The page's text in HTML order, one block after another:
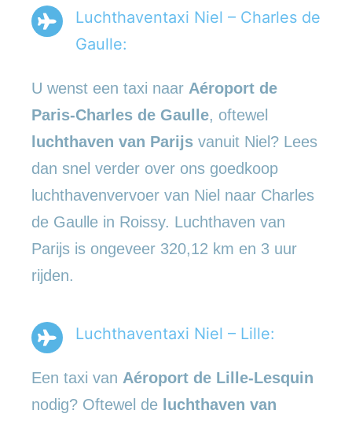
Luchthaventaxi Niel – Charles de
Gaulle:
U wenst een taxi naar Aéroport de
Paris-Charles de Gaulle, oftewel
luchthaven van Parijs vanuit Niel? Lees
dan snel verder over ons goedkoop
luchthavenvervoer van Niel naar Charles
de Gaulle in Roissy. Luchthaven van
Parijs is ongeveer 320,12 km en 3 uur
rijden.
Luchthaventaxi Niel – Lille:
Een taxi van Aéroport de Lille-Lesquin
nodig? Oftewel de luchthaven van